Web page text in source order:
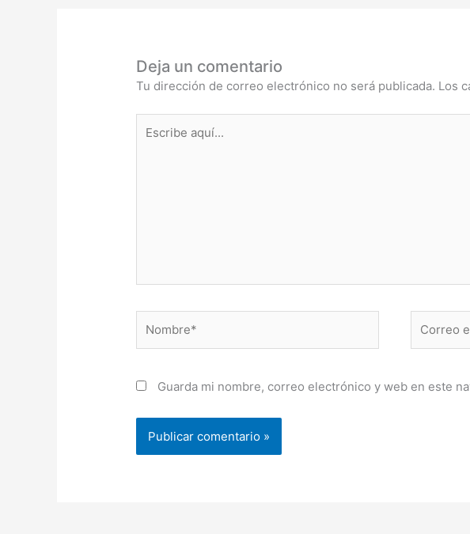
Deja un comentario
Tu dirección de correo electrónico no será publicada. Los
aquí...
Guarda mi nombre, correo electrónico y web en este